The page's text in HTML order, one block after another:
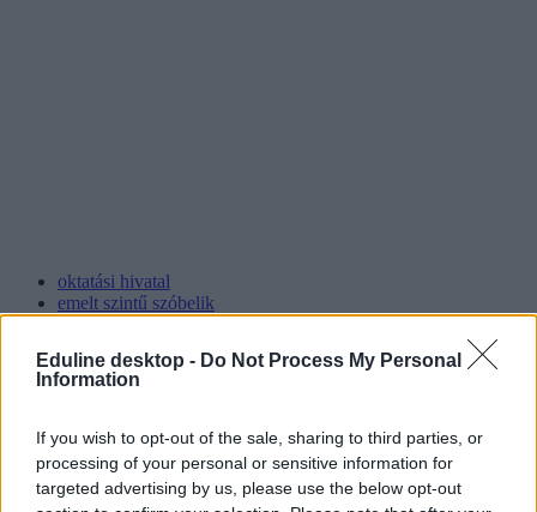
Eduline desktop - Do Not Process My Personal
Information
If you wish to opt-out of the sale, sharing to third parties, or
processing of your personal or sensitive information for
targeted advertising by us, please use the below opt-out
oktatási hivatal
emelt szintű szóbelik